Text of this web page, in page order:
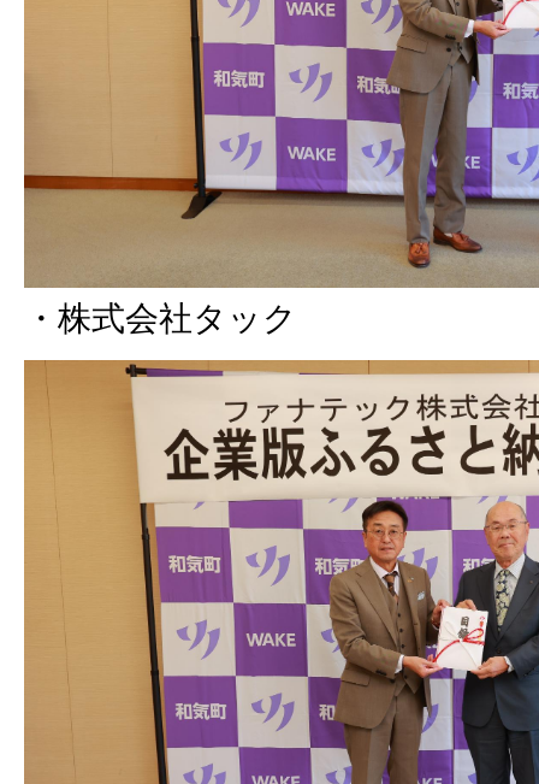
・株式会社タック